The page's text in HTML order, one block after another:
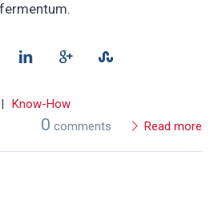
| Know-How
0 comments Read more